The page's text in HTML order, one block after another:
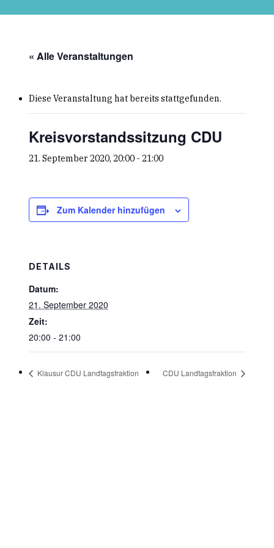
« Alle Veranstaltungen
Diese Veranstaltung hat bereits stattgefunden.
Kreisvorstandssitzung CDU
21. September 2020, 20:00- 21:00
Zum Kalender hinzufügen
DETAILS
Datum:
21. September 2020
Zeit:
20:00 - 21:00
Klausur CDU Landtagsfraktion CDU Landtagsfraktion